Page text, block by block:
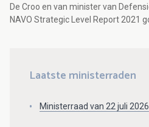
De Croo en van minister van
NAVO Strategic Level Report 2021
Laatste ministerraden
Ministerraad van 22 juli 2026